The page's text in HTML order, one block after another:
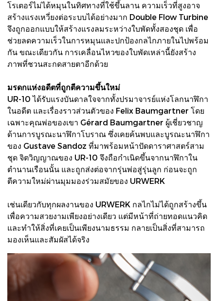
โรเตอร์ไม่ได้หมุนในทิศทางที่ใช้ขึ้นลาน ความเร็วที่สูงอาจ
สร้างแรงเหวี่ยงต่อระบบได้อย่างมาก Double Flow Turbine
จึงถูกออกแบบให้สร้างแรงลมระหว่างใบพัดทั้งสองชุด เพื่อ
ช่วยลดความเร็วในการหมุนและปกป้องกลไกภายในไปพร้อม
กัน ขณะเดียวกัน การเคลื่อนไหวของใบพัดเหล่านี้ยังสร้าง
ภาพที่ชวนสะกดสายตาอีกด้วย
มรดกแห่งอดีตที่ถูกตีความขึ้นใหม่
UR-10 ได้รับแรงบันดาลใจจากทั้งปรมาจารย์แห่งโลกนาฬิกา
ในอดีต และเรื่องราวส่วนตัวของ Felix Baumgartner โดย
เฉพาะคุณพ่อของเขา Gérard Baumgartner ผู้เชี่ยวชาญ
ด้านการบูรณะนาฬิกาโบราณ ซึ่งเคยค้นพบและบูรณะนาฬิกา
ของ Gustave Sandoz ที่มาพร้อมหน้าปัดดาราศาสตร์สาม
ชุด จิตวิญญาณของ UR-10 จึงถือกำเนิดขึ้นจากนาฬิกาใน
ตำนานเรือนนั้น และถูกส่งต่อจากรุ่นพ่อสู่รุ่นลูก ก่อนจะถูก
ตีความใหม่ผ่านมุมมองร่วมสมัยของ URWERK
เช่นเดียวกับทุกผลงานของ URWERK กลไกไม่ได้ถูกสร้างขึ้น
เพื่อความสวยงามเพียงอย่างเดียว แต่มีหน้าที่ถ่ายทอดแนวคิด
และทำให้สิ่งที่เคยเป็นเพียงนามธรรม กลายเป็นสิ่งที่สามารถ
มองเห็นและสัมผัสได้จริง